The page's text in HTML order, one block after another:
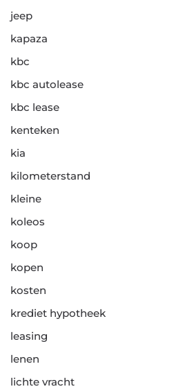
jeep
kapaza
kbc
kbc autolease
kbc lease
kenteken
kia
kilometerstand
kleine
koleos
koop
kopen
kosten
krediet hypotheek
leasing
lenen
lichte vracht